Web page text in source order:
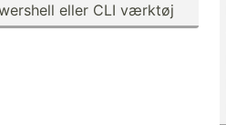
eller CLI værktøj